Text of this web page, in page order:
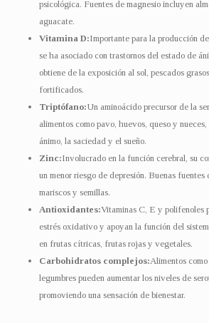
psicológica. Fuentes de magnesio incluyen
aguacate.
Vitamina D:Importante para la producción
se ha asociado con trastornos del estado de
obtiene de la exposición al sol, pescados
fortificados.
Triptófano:Un aminoácido precursor de la
alimentos como pavo, huevos, queso y
ánimo, la saciedad y el sueño.
Zinc:Involucrado en la función cerebral, su
un menor riesgo de depresión. Buenas
mariscos y semillas.
Antioxidantes:Vitaminas C, E y polifenoles
estrés oxidativo y apoyan la función del
en frutas cítricas, frutas rojas y vegetales.
Carbohidratos complejos:Alimentos
legumbres pueden aumentar los niveles de
promoviendo una sensación de bienestar.